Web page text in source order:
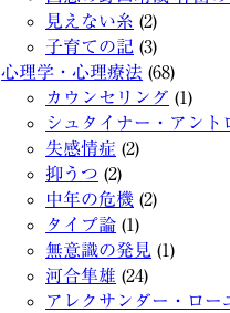
見えない糸 (2)
子育ての記 (3)
心理学・心理療法 (68)
カウンセリング (1)
シュタイナー・アント
失感情症 (2)
抑うつ (2)
中年の危機 (2)
タイプ論 (1)
無意識の発見 (1)
河合隼雄 (24)
アレクサンダー・ロー